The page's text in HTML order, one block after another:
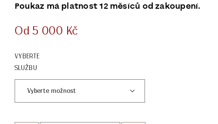
Poukaz má platnost 12 měsíců od zakoupení.
Od 5 000 Kč
VYBERTE
SLUŽBU